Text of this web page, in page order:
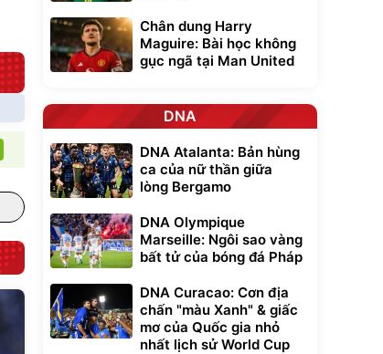
Chân dung Harry
Maguire: Bài học không
gục ngã tại Man United
DNA
DNA Atalanta: Bản hùng
ca của nữ thần giữa
lòng Bergamo
DNA Olympique
Marseille: Ngôi sao vàng
bất tử của bóng đá Pháp
DNA Curacao: Cơn địa
chấn "màu Xanh" & giấc
mơ của Quốc gia nhỏ
nhất lịch sử World Cup